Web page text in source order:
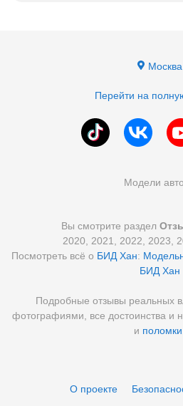
Москва
Перейти на
Модели авто
Вы смотрите раздел
2020, 2021, 2022, 2023,
Посмотреть всё о БИД Хан:
БИД Хан
Подробные отзывы реальных
фотографиями, все достоинства и
и поломки
О проекте